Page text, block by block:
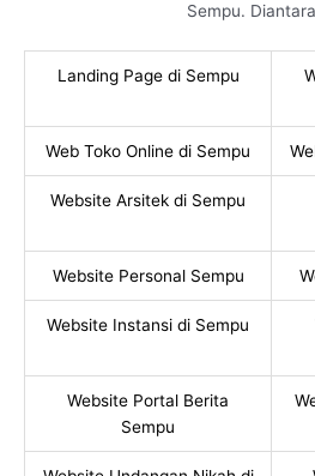
Sempu.
Landing Page di Sempu
Web Toko Online di Sempu
Website Arsitek di Sempu
Website Personal Sempu
Website Instansi di Sempu
Website Portal Berita
Sempu